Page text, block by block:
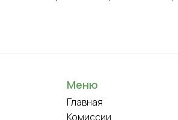
Главная
Комиссии
Меню